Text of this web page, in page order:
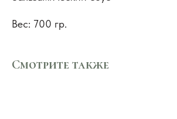
Вес: 700 гр.
Смотрите также